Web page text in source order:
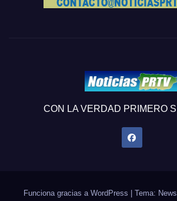
CON LA VERDAD PRIMERO
Funciona gracias a WordPress Tema: